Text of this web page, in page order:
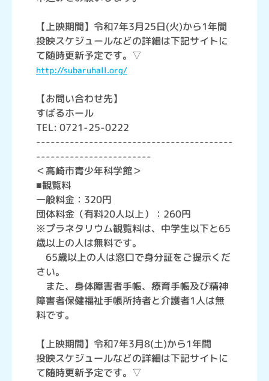
【上映期間】令和7年3月25日(火)から1年間
投映スケジュールなどの詳細は下記サイトに
て随時更新予定です。▽
http://subaruhall.org/
【お問い合わせ先】
すばるホール
TEL: 0721-25-0222
-----------------------------------------
------------------------
＜高崎市青少年科学館＞
■観覧料
一般料金：320円
団体料金（有料20人以上）：260円
※プラネタリウム観覧料は、中学生以下と65
歳以上の人は無料です。
65歳以上の人は窓口で身分証をご提示くだ
さい。
また、身体障害者手帳、療育手帳及び精神
障害者保健福祉手帳所持者と介護者1人は無
料です。
【上映期間】令和7年3月8(土)から1年間
投映スケジュールなどの詳細は下記サイトに
て随時更新予定です。▽